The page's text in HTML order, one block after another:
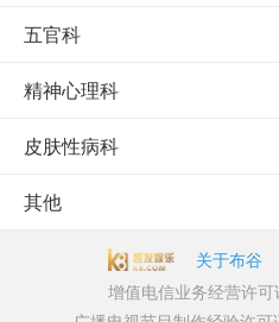
五官科
精神心理科
皮肤性病科
其他
关于布谷
增值电信业务经营许